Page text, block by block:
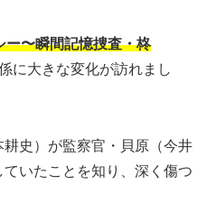
ー〜瞬間記憶捜査・柊
に大きな変化が訪れまし
史）が監察官・貝原（今井
いたことを知り、深く傷つ